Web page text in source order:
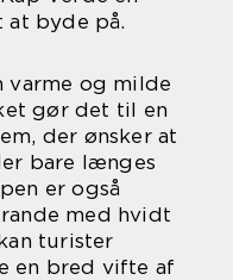
at byde på.
varme og milde
gør det til en
der ønsker at
bare længes
er også
med hvidt
turister
en bred vifte af